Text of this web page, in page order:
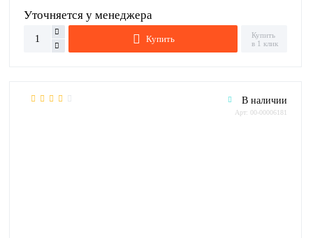
Уточняется у менеджера
Купить
Купить
в 1 клик
В наличии
Арт: 00-00006181